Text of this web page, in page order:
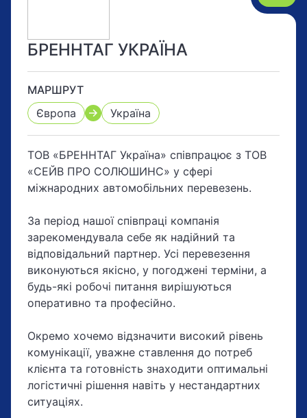
БРЕННТАГ УКРАЇНА
МАРШРУТ
Європа
Україна
ТОВ «БРЕННТАГ Україна» співпрацює з ТОВ
«СЕЙВ ПРО СОЛЮШИНС» у сфері
міжнародних автомобільних перевезень.
За період нашої співпраці компанія
зарекомендувала себе як надійний та
відповідальний партнер. Усі перевезення
виконуються якісно, у погоджені терміни, а
будь-які робочі питання вирішуються
оперативно та професійно.
Окремо хочемо відзначити високий рівень
комунікації, уважне ставлення до потреб
клієнта та готовність знаходити оптимальні
логістичні рішення навіть у нестандартних
ситуаціях.